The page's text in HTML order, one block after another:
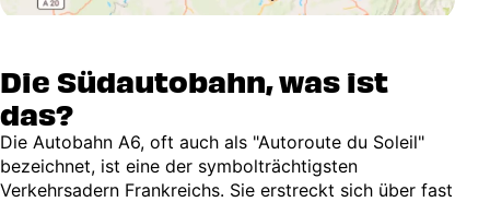
Die Südautobahn, was ist
das?
Die Autobahn A6, oft auch als "Autoroute du Soleil"
bezeichnet, ist eine der symbolträchtigsten
Verkehrsadern Frankreichs. Sie erstreckt sich über fast